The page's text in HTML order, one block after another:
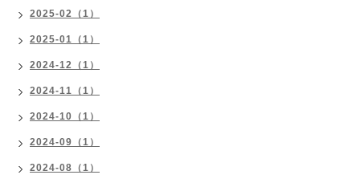
2025-02（1）
2025-01（1）
2024-12（1）
2024-11（1）
2024-10（1）
2024-09（1）
2024-08（1）